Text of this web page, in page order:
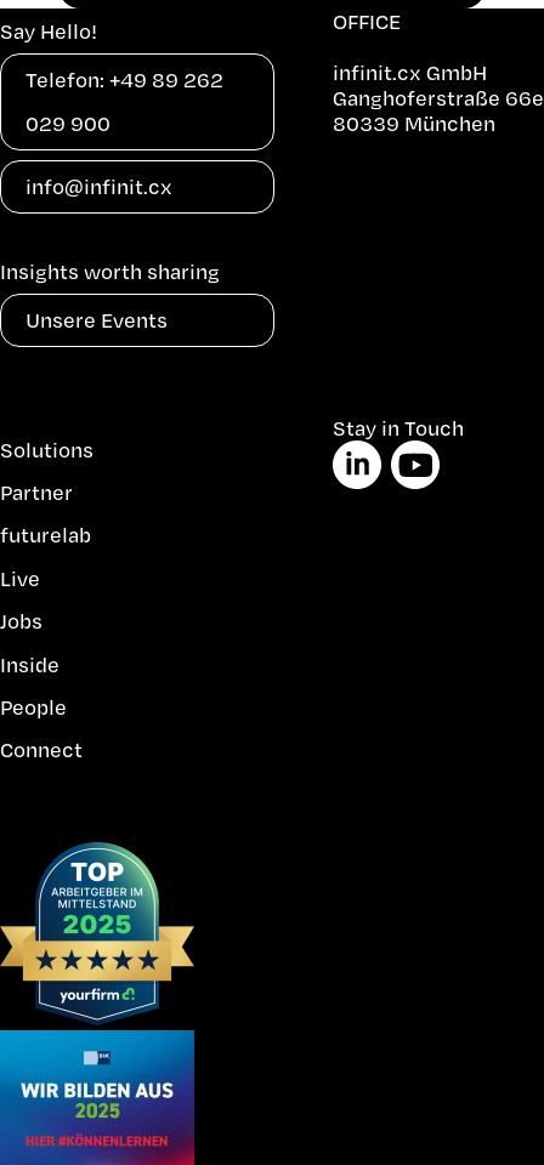
Say Hello!
Telefon: +49 89 262
029 900
info@infinit.cx
Insights worth sharing
Unsere Events
OFFICE
infinit.cx GmbH
Ganghoferstraße 66e
80339 München
überspringen
Solutions
Partner
futurelab
Live
Jobs
Inside
People
Connect
Stay in Touch